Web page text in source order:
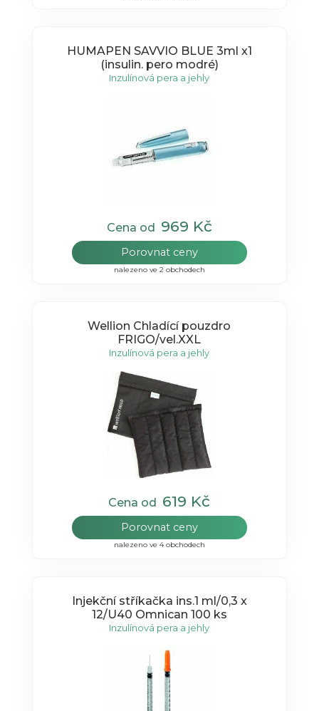
HUMAPEN SAVVIO BLUE 3ml x1
(insulin. pero modré)
Inzulínová pera a jehly
Cena od 969 Kč
Porovnat ceny
nalezeno ve 2 obchodech
Wellion Chladící pouzdro
FRIGO/vel.XXL
Inzulínová pera a jehly
Cena od 619 Kč
Porovnat ceny
nalezeno ve 4 obchodech
Injekční stříkačka ins.1 ml/0,3 x
12/U40 Omnican 100 ks
Inzulínová pera a jehly